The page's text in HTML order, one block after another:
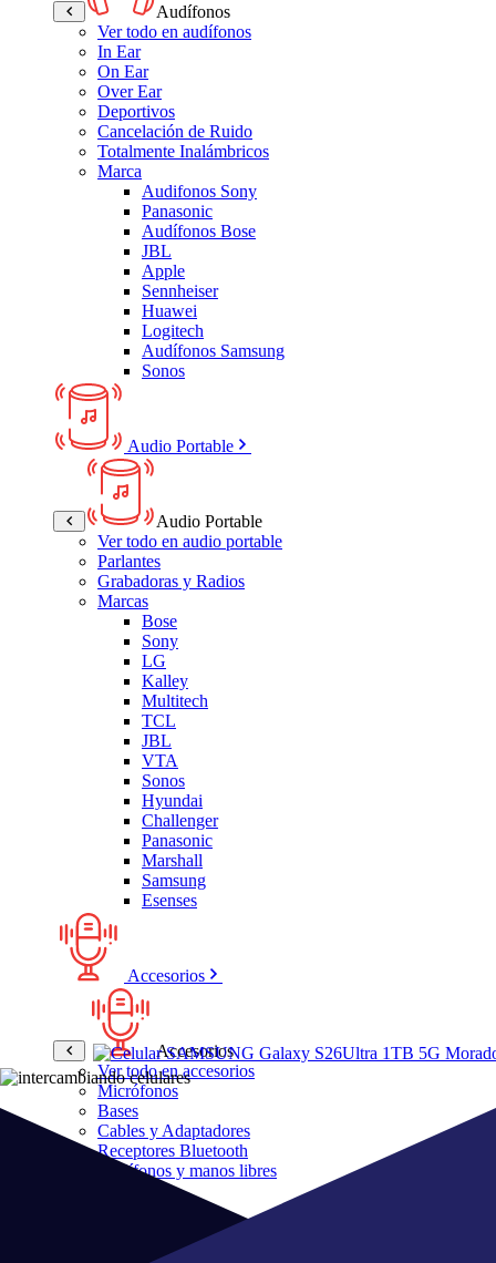
Audífonos
Ver todo en audífonos
In Ear
On Ear
Over Ear
Deportivos
Cancelación de Ruido
Totalmente Inalámbricos
Marca
Audifonos Sony
Panasonic
Audífonos Bose
JBL
Apple
Sennheiser
Huawei
Logitech
Audífonos Samsung
Sonos
Audio Portable
Audio Portable
Ver todo en audio portable
Parlantes
Grabadoras y Radios
Marcas
Bose
Sony
LG
Kalley
Multitech
TCL
JBL
VTA
Sonos
Hyundai
Challenger
Panasonic
Marshall
Samsung
Esenses
Accesorios
Accesorios
Ver todo en accesorios
Micrófonos
Bases
Cables y Adaptadores
Receptores Bluetooth
Audífonos y manos libres